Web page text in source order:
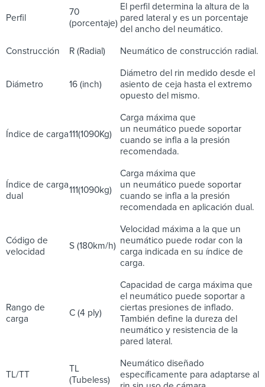
Perfil
70
(porcentaje)
El perfil determina la altura de la
pared lateral y es un porcentaje
del ancho del neumático.
Construcción R (Radial) Neumático de construcción radial.
Diámetro 16 (inch)
Diámetro del rin medido desde el
asiento de ceja hasta el extremo
opuesto del mismo.
Índice de carga111(1090Kg)
Carga máxima que
un neumático puede soportar
cuando se infla a la presión
recomendada.
Índice de carga
dual
111(1090kg)
Carga máxima que
un neumático puede soportar
cuando se infla a la presión
recomendada en aplicación dual.
Código de
velocidad
S (180km/h)
Velocidad máxima a la que un
neumático puede rodar con la
carga indicada en su índice de
carga.
Rango de
carga
C (4 ply)
Capacidad de carga máxima que
el neumático puede soportar a
ciertas presiones de inflado.
También define la dureza del
neumático y resistencia de la
pared lateral.
TL/TT
TL
(Tubeless)
Neumático diseñado
específicamente para adaptarse al